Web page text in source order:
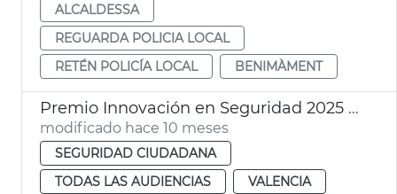
ALCALDESSA
REGUARDA POLICIA LOCAL
RETÉN POLICÍA LOCAL
BENIMÀMENT
Premio Innovación en Seguridad 2025 al proyecto europeo IMPROVE
modificado hace 10 meses
SEGURIDAD CIUDADANA
TODAS LAS AUDIENCIAS
VALENCIA